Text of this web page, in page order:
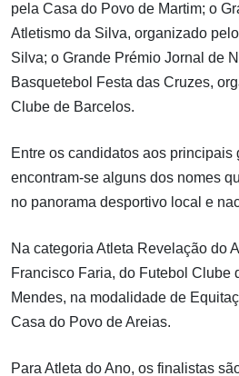
pela Casa do Povo de Martim; o
Atletismo da Silva, organizado
Silva; o Grande Prémio Jornal de
Basquetebol Festa das Cruzes,
Clube de Barcelos.
Entre os candidatos aos principais
encontram-se alguns dos nomes
no panorama desportivo local e
Na categoria Atleta Revelação do
Francisco Faria, do Futebol Clube
Mendes, na modalidade de
Casa do Povo de Areias.
Para Atleta do Ano, os finalistas